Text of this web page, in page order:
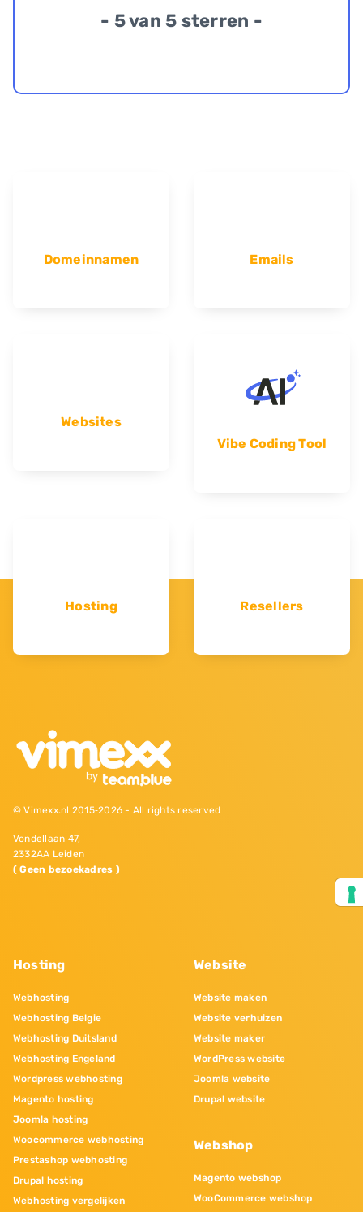
- 5 van 5 sterren -
Domeinnamen Emails
Websites
Vibe Coding Tool
Hosting Resellers
© Vimexx.nl 2015‐2026 - All rights reserved
Vondellaan 47,
2332AA Leiden
( Geen bezoekadres )
Hosting
Webhosting
Webhosting Belgie
Webhosting Duitsland
Webhosting Engeland
Wordpress webhosting
Magento hosting
Joomla hosting
Woocommerce webhosting
Prestashop webhosting
Drupal hosting
Webhosting vergelijken
Website
Website maken
Website verhuizen
Website maker
WordPress website
Joomla website
Drupal website
Webshop
Magento webshop
WooCommerce webshop